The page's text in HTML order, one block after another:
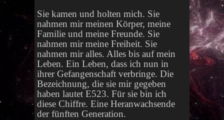
Sie kamen und holten mich. Sie
nahmen mir meinen Körper, meine
Familie und meine Freunde. Sie
nahmen mir meine Freiheit. Sie
nahmen mir alles. Alles bis auf mein
Leben. Ein Leben, dass ich nun in
ihrer Gefangenschaft verbringe. Die
Bezeichnung, die sie mir gegeben
haben lautet E523. Für sie bin ich
diese Chiffre. Eine Heranwachsende
der fünften Generation.